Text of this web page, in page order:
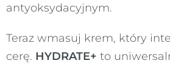
antyoksydacyjnym.
Teraz wmasuj krem, który
cerę. HYDRATE+ to